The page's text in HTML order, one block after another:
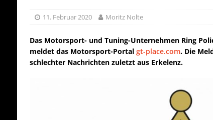
11. Februar 2020 Moritz Nolte
Das Motorsport- und Tuning-Unternehmen Ring
meldet das Motorsport-Portal gt-place.com. Die
schlechter Nachrichten zuletzt aus Erkelenz.